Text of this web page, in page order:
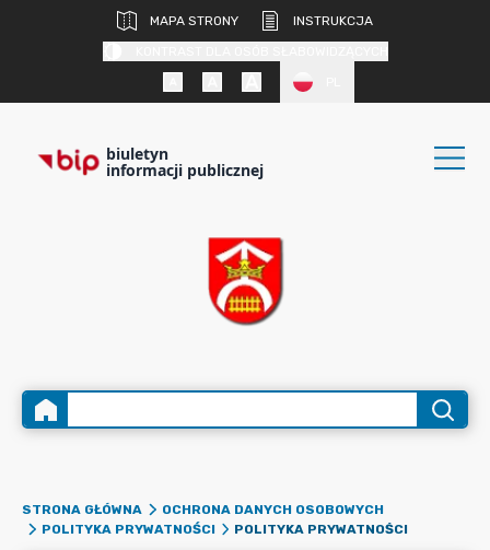
MAPA STRONY
INSTRUKCJA
biuletyn
informacji publicznej
STRONA GŁÓWNA
OCHRONA DANYCH OSOBOWYCH
POLITYKA PRYWATNOŚCI
POLITYKA PRYWATNOŚCI